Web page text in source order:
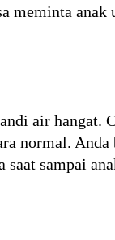
meminta anak
air hangat.
normal. Anda
sampai